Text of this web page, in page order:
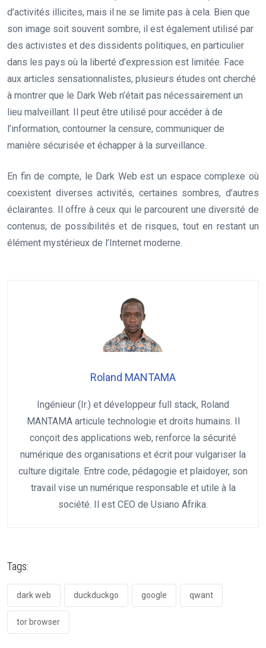
d’activités illicites, mais il ne se limite pas à cela. Bien que
son image soit souvent sombre, il est également utilisé par
des activistes et des dissidents politiques, en particulier
dans les pays où la liberté d’expression est limitée. Face
aux articles sensationnalistes, plusieurs études ont cherché
à montrer que le Dark Web n’était pas nécessairement un
lieu malveillant. Il peut être utilisé pour accéder à de
l’information, contourner la censure, communiquer de
manière sécurisée et échapper à la surveillance.
En fin de compte, le Dark Web est un espace complexe où
coexistent diverses activités, certaines sombres, d’autres
éclairantes. Il offre à ceux qui le parcourent une diversité de
contenus, de possibilités et de risques, tout en restant un
élément mystérieux de l’Internet moderne.
Roland MANTAMA
Ingénieur (Ir.) et développeur full stack, Roland
MANTAMA articule technologie et droits humains. Il
conçoit des applications web, renforce la sécurité
numérique des organisations et écrit pour vulgariser la
culture digitale. Entre code, pédagogie et plaidoyer, son
travail vise un numérique responsable et utile à la
société. Il est CEO de Usiano Afrika.
Tags:
dark web duckduckgo google qwant
tor browser